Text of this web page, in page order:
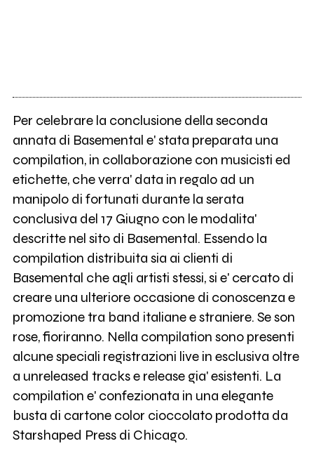
Per celebrare la conclusione della seconda
annata di Basemental e' stata preparata una
compilation, in collaborazione con musicisti ed
etichette, che verra' data in regalo ad un
manipolo di fortunati durante la serata
conclusiva del 17 Giugno con le modalita'
descritte nel sito di Basemental. Essendo la
compilation distribuita sia ai clienti di
Basemental che agli artisti stessi, si e' cercato di
creare una ulteriore occasione di conoscenza e
promozione tra band italiane e straniere. Se son
rose, fioriranno. Nella compilation sono presenti
alcune speciali registrazioni live in esclusiva oltre
a unreleased tracks e release gia' esistenti. La
compilation e' confezionata in una elegante
busta di cartone color cioccolato prodotta da
Starshaped Press di Chicago.